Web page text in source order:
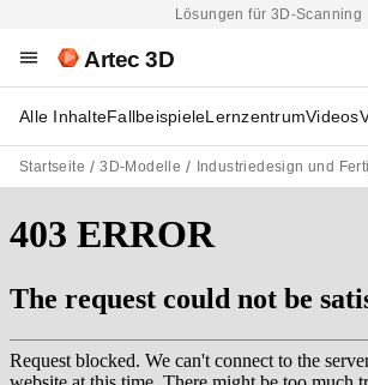
Lösungen für 3D-Scanning
Artec 3D
Alle InhalteFallbeispieleLernzentrumVideos
Startseite 3D-Modelle Industriedesign und